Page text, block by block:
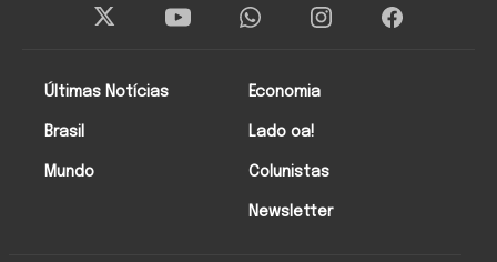
Últimas Notícias
Brasil
Mundo
Economia
Lado oa!
Colunistas
Newsletter